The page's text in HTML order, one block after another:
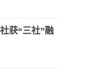
获“三社”融